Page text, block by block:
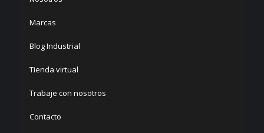
Marcas
Blog Industrial
Tienda virtual
Trabaje con nosotros
Contacto